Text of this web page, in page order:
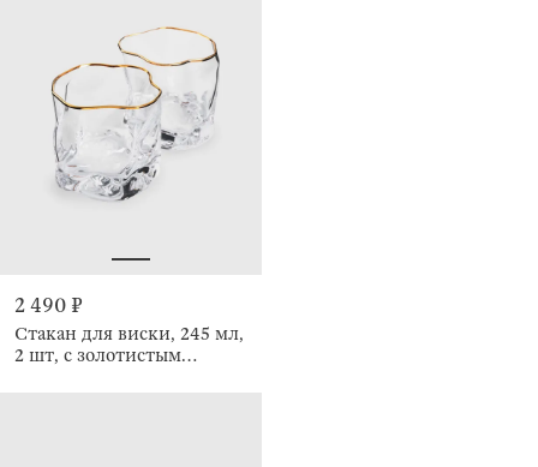
2 490 ₽
Стакан для виски, 245 мл,
2 шт, с золотистым